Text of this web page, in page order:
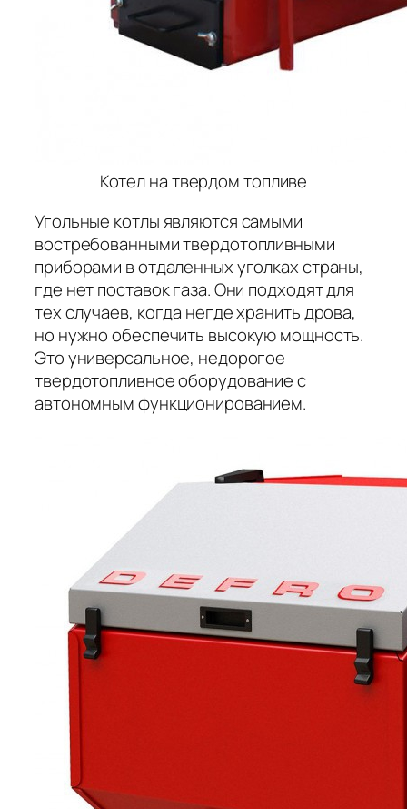
Котел на твердом топливе
Угольные котлы являются самыми
востребованными твердотопливными
приборами в отдаленных уголках страны,
где нет поставок газа. Они подходят для
тех случаев, когда негде хранить дрова,
но нужно обеспечить высокую мощность.
Это универсальное, недорогое
твердотопливное оборудование с
автономным функционированием.